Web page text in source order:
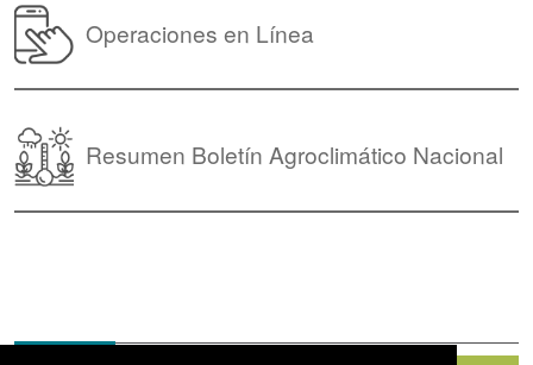
Operaciones en Línea
Resumen Boletín Agroclimático Nacional